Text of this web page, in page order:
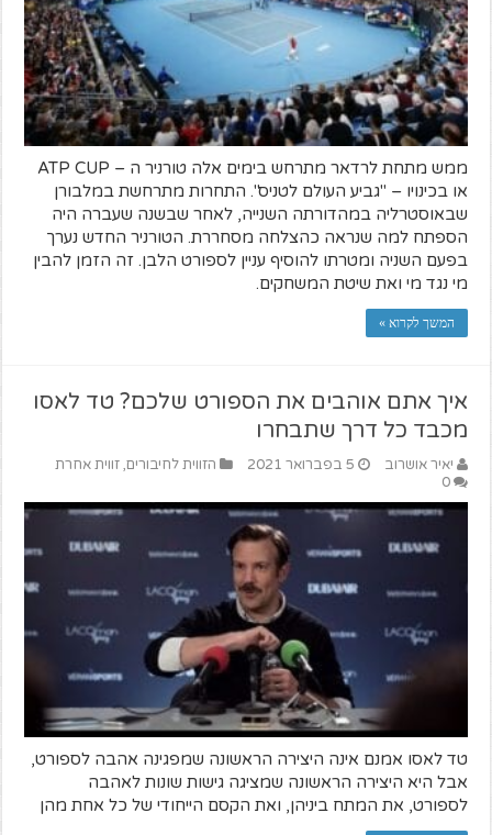
ממש מתחת לרדאר מתרחש בימים אלה טורניר ה – ATP CUP
או בכינויו – "גביע העולם לטניס". התחרות מתרחשת במלבורן
שבאוסטרליה במהדורתה השנייה, לאחר שבשנה שעברה היה
הספתח למה שנראה כהצלחה מסחררת. הטורניר החדש נערך
בפעם השניה ומטרתו להוסיף עניין לספורט הלבן. זה הזמן להבין
מי נגד מי ואת שיטת המשחקים.
המשך לקרוא »
איך אתם אוהבים את הספורט שלכם? טד לאסו
מכבד כל דרך שתבחרו
יאיר אושרוב 5 בפברואר 2021 הזווית לחיבורים,זווית אחרת
0
טד לאסו אמנם אינה היצירה הראשונה שמפגינה אהבה לספורט,
אבל היא היצירה הראשונה שמציגה גישות שונות לאהבה
לספורט, את המתח ביניהן, ואת הקסם הייחודי של כל אחת מהן